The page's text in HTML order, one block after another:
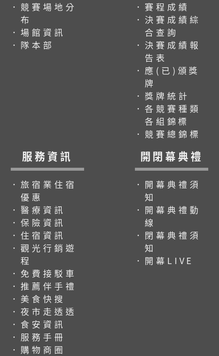
．競賽場地分
布
．場館資訊
．隊本部
．賽程成績
．決賽成績綜
合查詢
．決賽成績報
告表
．應(已)頒獎
牌
．獎牌統計
．各競賽種類
各組錦標
．競賽總錦標
服務資訊
．旅宿業住宿
優惠
．醫療資訊
．保險資訊
．住宿資訊
．觀光行銷遊
程
．免費接駁車
．推薦伴手禮
．美食快搜
．夜市走透透
．食安資訊
．服務手冊
．購物商圈
開閉幕典禮
．開幕典禮須
知
．開幕典禮動
線
．閉幕典禮須
知
．開幕LIVE